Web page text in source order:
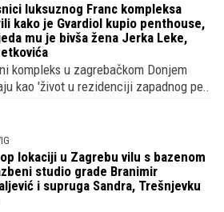
luksuznog Franc kompleksa
kako je Gvardiol kupio penthouse,
mu je bivša žena Jerka Leke,
kompleks u zagrebačkom Donjem
kao 'život u rezidenciji zapadnog pe..
lokaciji u Zagrebu vilu s bazenom
studio grade Branimir
i supruga Sandra, Trešnjevku